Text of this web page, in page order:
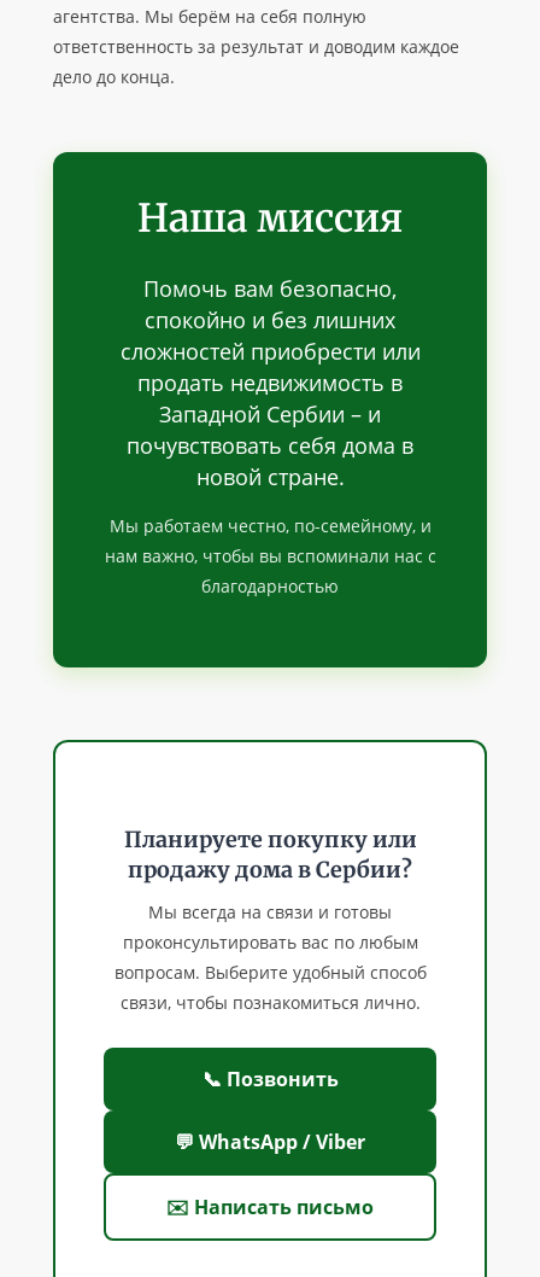
агентства. Мы берём на себя полную
ответственность за результат и доводим каждое
дело до конца.
Наша миссия
Помочь вам безопасно,
спокойно и без лишних
сложностей приобрести или
продать недвижимость в
Западной Сербии – и
почувствовать себя дома в
новой стране.
Мы работаем честно, по-семейному, и
нам важно, чтобы вы вспоминали нас с
благодарностью
Планируете покупку или
продажу дома в Сербии?
Мы всегда на связи и готовы
проконсультировать вас по любым
вопросам. Выберите удобный способ
связи, чтобы познакомиться лично.
📞 Позвонить
💬 WhatsApp / Viber
✉️ Написать письмо